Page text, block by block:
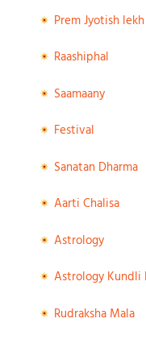
Prem Jyotish lekh
Raashiphal
Saamaany
Festival
Sanatan Dharma
Aarti Chalisa
Astrology
Astrology Kundli
Rudraksha Mala